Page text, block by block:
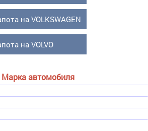
Марка автомобиля
на VOLKSWAGEN
на VOLVO